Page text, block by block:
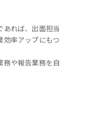
あれば、出面担当
効率アップにもつ
務や報告業務を自